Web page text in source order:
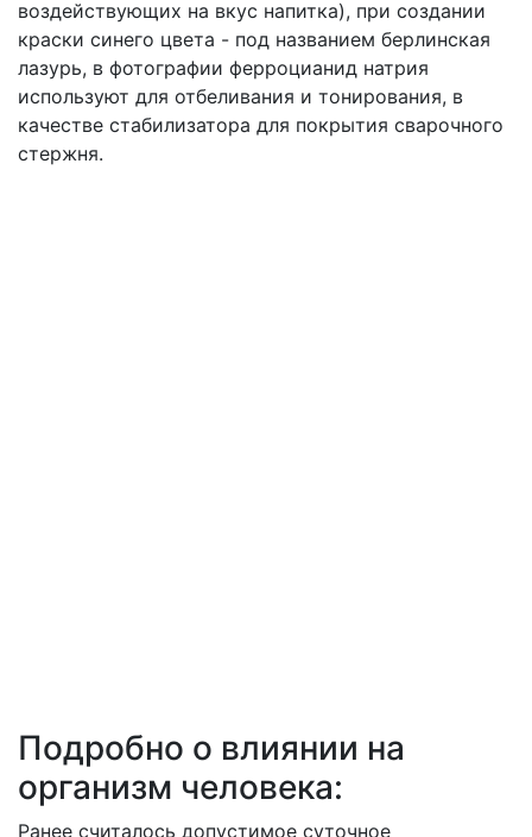
воздействующих на вкус напитка), при создании
краски синего цвета - под названием берлинская
лазурь, в фотографии ферроцианид натрия
используют для отбеливания и тонирования, в
качестве стабилизатора для покрытия сварочного
стержня.
Подробно о влиянии на
организм человека:
Ранее считалось допустимое суточное